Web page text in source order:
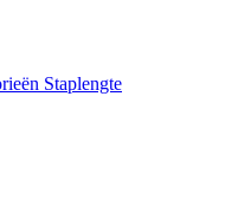
Staplengte